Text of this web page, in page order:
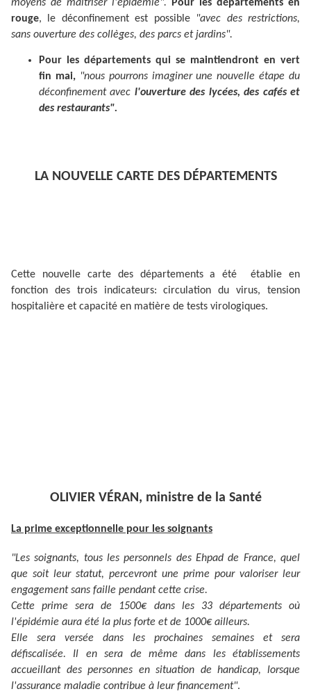
moyens de maîtriser l'épidémie".
Pour les départements en
rouge, le déconfinement est possible
"avec des restrictions,
sans ouverture des collèges, des parcs et jardins".
Pour les départements qui se maintiendront en vert
fin mai, "nous pourrons imaginer une nouvelle étape du
déconfinement avec l'ouverture des lycées, des cafés et
des restaurants".
LA NOUVELLE CARTE DES DÉPARTEMENTS
Cette nouvelle carte des départements a été établie en
fonction des trois indicateurs: circulation du virus, tension
hospitalière et capacité en matière de tests virologiques.
OLIVIER VÉRAN, ministre de la Santé
La prime exceptionnelle pour les soignants
"Les soignants, tous les personnels des Ehpad de France, quel
que soit leur statut, percevront une prime pour valoriser leur
engagement sans faille pendant cette crise.
Cette prime sera de 1500€ dans les 33 départements où
l'épidémie aura été la plus forte et de 1000€ ailleurs.
Elle sera versée dans les prochaines semaines et sera
défiscalisée. Il en sera de même dans les établissements
accueillant des personnes en situation de handicap, lorsque
l'assurance maladie contribue à leur financement".